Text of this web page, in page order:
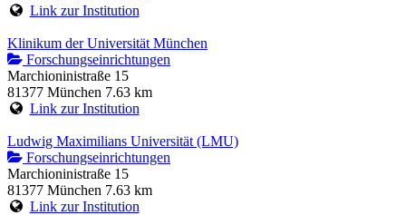
Link zur Institution
Klinikum der Universität München
Forschungseinrichtungen
Marchioninistraße 15
81377 München 7.63 km
Link zur Institution
Ludwig Maximilians Universität (LMU)
Forschungseinrichtungen
Marchioninistraße 15
81377 München 7.63 km
Link zur Institution